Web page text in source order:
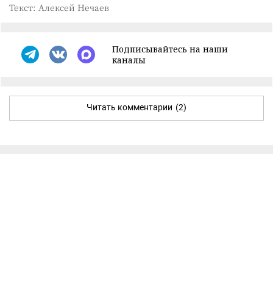
Текст: Алексей Нечаев
Подписывайтесь на наши
каналы
Читать комментарии (2)